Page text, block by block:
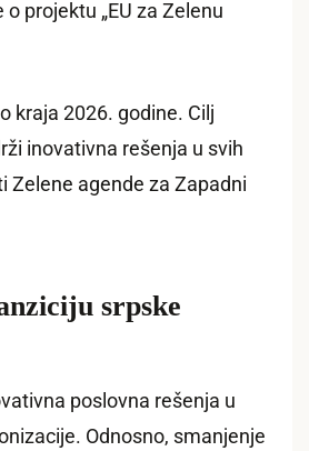
o projektu „EU za Zelenu
kraja 2026. godine. Cilj
inovativna rešenja u svih
Zelene agende za Zapadni
srpske
poslovna rešenja u
Odnosno, smanjenje